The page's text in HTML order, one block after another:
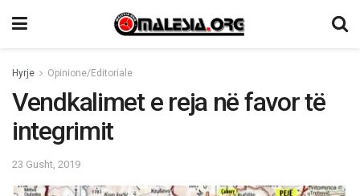
Hyrje Opinione/Editoriale
Vendkalimet e reja në favor të
integrimit
23 Gusht, 2019